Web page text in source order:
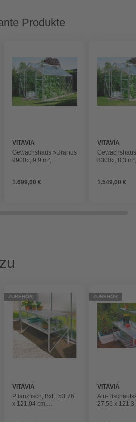
Produkte
VITAVIA
Gewächshaus »Uranus
9900«, 9,9 m²,
1.699,00 €
VITAVIA
8300«, 8,3
1.549,00 €
ZUBEHÖR
VITAVIA
Pflanztisch, BxL: 53,76
x 121,04 cm,
ZUBEHÖR
VITAVIA
Alu-
27,56 x 121,3